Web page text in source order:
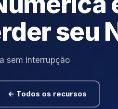
seu
sem interrupção
← Todos os recursos